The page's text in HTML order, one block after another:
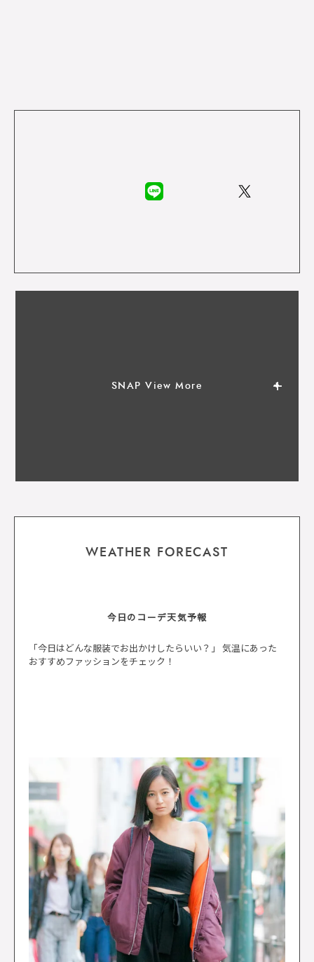
SNAP View More
WEATHER FORECAST
今日のコーデ天気予報
「今日はどんな服装でお出かけしたらいい？」 気温にあった
おすすめファッションをチェック！